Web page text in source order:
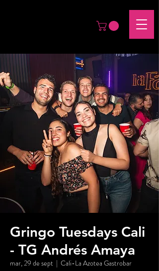
Gringo Tuesdays Cali
- TG Andrés Amaya
mar, 29 de sept
  |
Cali-La Azotea Gastrobar